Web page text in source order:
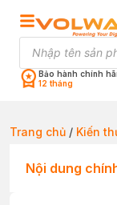
Bảo hành chính
12 tháng
Trang chủ / Kiến
Nội dung